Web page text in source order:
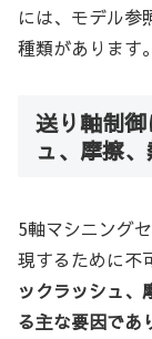
には、モデル参
種類があります。
送り軸制
ュ、摩擦
5軸マシニング
現するために不
ックラッシュ、
る主な要因であ